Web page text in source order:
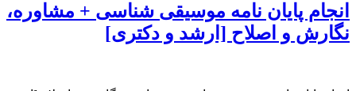
انجام پایان نامه موسیقی شناسی + مشاوره،
نگارش و اصلاح [ارشد و دکتری]